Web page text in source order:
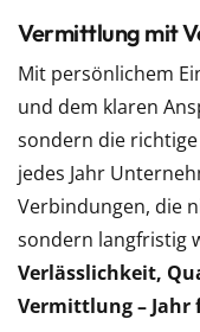
Vermittlung mit
Mit persönlichem
und dem klaren
sondern die
jedes Jahr
Verbindungen, die
sondern langfristig
Verlässlichkeit,
Vermittlung – Jahr